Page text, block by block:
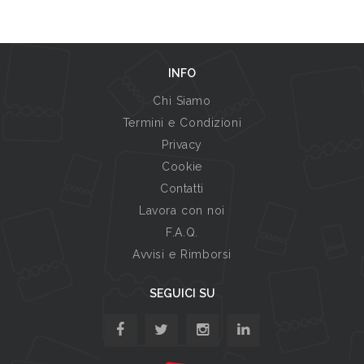
INFO
Chi Siamo
Termini e Condizioni
Privacy
Cookie
Contatti
Lavora con noi
F.A.Q.
Avvisi e Rimborsi
SEGUICI SU